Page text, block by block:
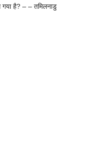
है? – – तमिलनाडु